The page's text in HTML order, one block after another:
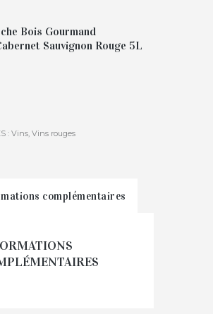
Bois Gourmand
Sauvignon Rouge 5L
: Vins, Vins rouges
complémentaires